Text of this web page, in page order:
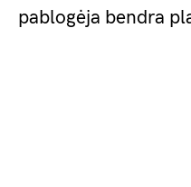
pablogėja bendra